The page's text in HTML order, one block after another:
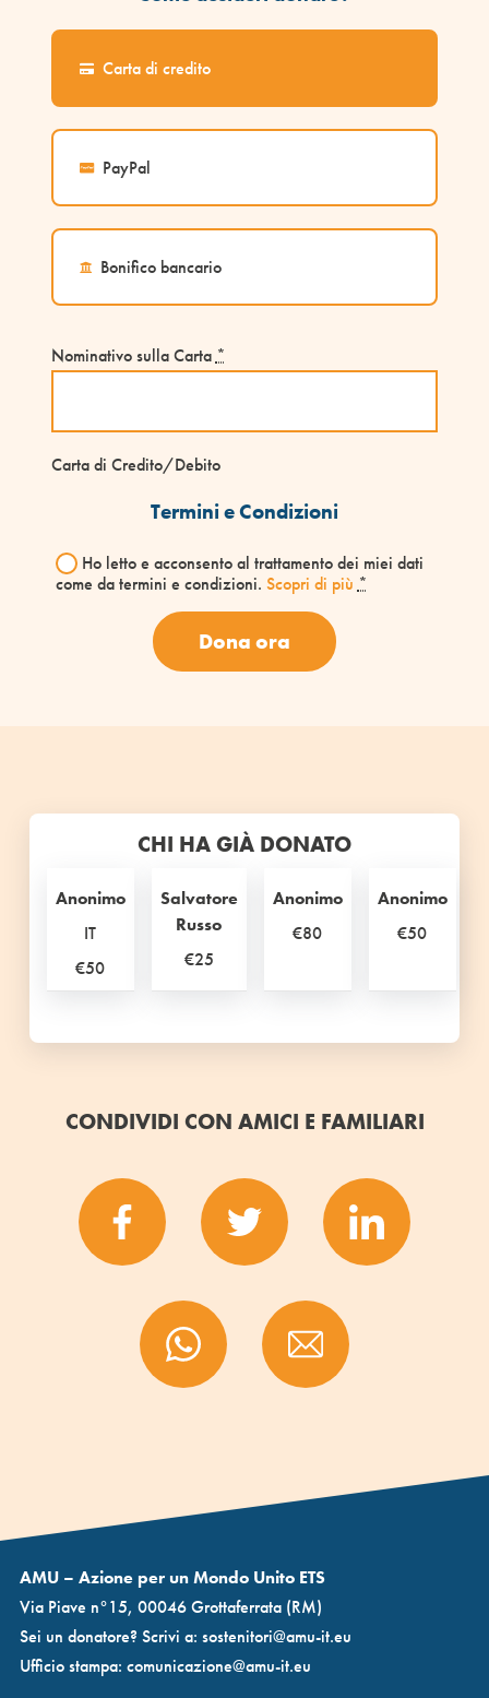
Carta di credito
PayPal
Bonifico bancario
Nominativo sulla Carta *
Carta di Credito/Debito
Termini e Condizioni
Ho letto e acconsento al trattamento dei miei dati
come da termini e condizioni. Scopri di più *
Dona ora
CHI HA GIÀ DONATO
Anonimo
IT
€50
Salvatore
Russo
€25
Anonimo
€80
Anonimo
€50
CONDIVIDI CON AMICI E FAMILIARI
AMU – Azione per un Mondo Unito ETS
Via Piave n°15, 00046 Grottaferrata (RM)
Sei un donatore? Scrivi a: sostenitori@amu-it.eu
Ufficio stampa: comunicazione@amu-it.eu